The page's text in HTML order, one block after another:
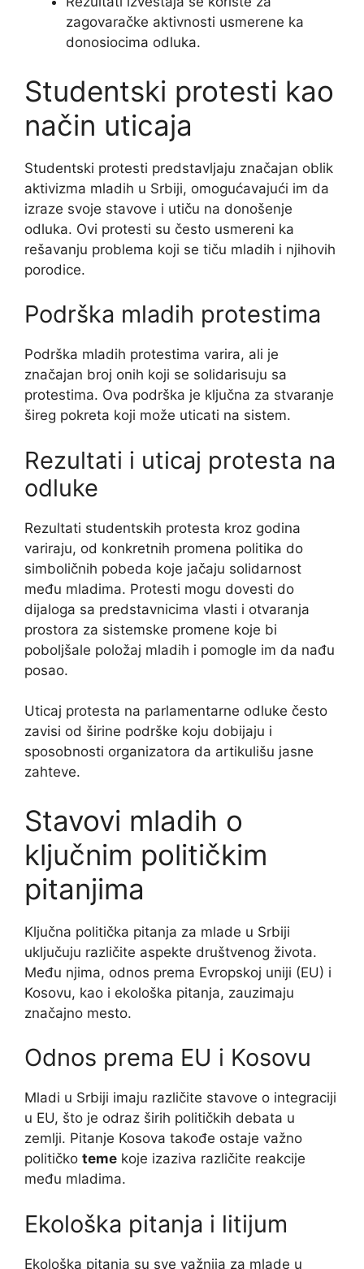
zagovaračke aktivnosti usmerene ka
donosiocima odluka.
Studentski protesti kao
način uticaja
Studentski protesti predstavljaju značajan oblik
aktivizma mladih u Srbiji, omogućavajući im da
izraze svoje stavove i utiču na donošenje
odluka. Ovi protesti su često usmereni ka
rešavanju problema koji se tiču mladih i njihovih
porodice.
Podrška mladih protestima
Podrška mladih protestima varira, ali je
značajan broj onih koji se solidarisuju sa
protestima. Ova podrška je ključna za stvaranje
šireg pokreta koji može uticati na sistem.
Rezultati i uticaj protesta na
odluke
Rezultati studentskih protesta kroz godina
variraju, od konkretnih promena politika do
simboličnih pobeda koje jačaju solidarnost
među mladima. Protesti mogu dovesti do
dijaloga sa predstavnicima vlasti i otvaranja
prostora za sistemske promene koje bi
poboljšale položaj mladih i pomogle im da nađu
posao.
Uticaj protesta na parlamentarne odluke često
zavisi od širine podrške koju dobijaju i
sposobnosti organizatora da artikulišu jasne
zahteve.
Stavovi mladih o
ključnim političkim
pitanjima
Ključna politička pitanja za mlade u Srbiji
uključuju različite aspekte društvenog života.
Među njima, odnos prema Evropskoj uniji (EU) i
Kosovu, kao i ekološka pitanja, zauzimaju
značajno mesto.
Odnos prema EU i Kosovu
Mladi u Srbiji imaju različite stavove o integraciji
u EU, što je odraz širih političkih debata u
zemlji. Pitanje Kosova takođe ostaje važno
političko teme koje izaziva različite reakcije
među mladima.
Ekološka pitanja i litijum
Ekološka pitanja su sve važnija za mlade u